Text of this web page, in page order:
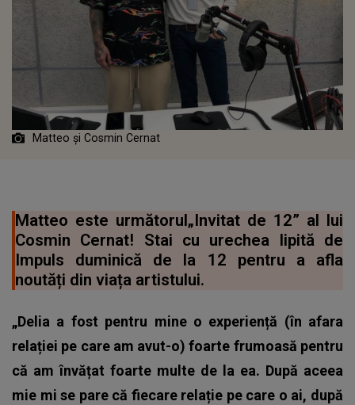
Matteo și Cosmin Cernat
Matteo este următorul„Invitat de 12” al lui
Cosmin Cernat! Stai cu urechea lipită de
Impuls duminică de la 12 pentru a afla
noutăți din viața artistului.
„Delia a fost pentru mine o experiență (în afara
relației pe care am avut-o) foarte frumoasă pentru
că am învățat foarte multe de la ea. După aceea
mie mi se pare că fiecare relație pe care o ai, după